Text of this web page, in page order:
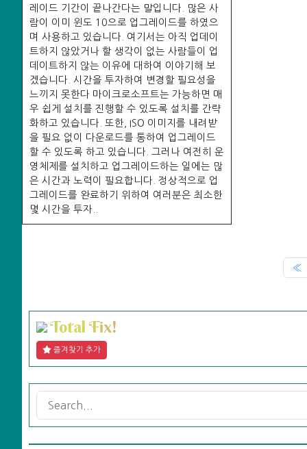
레이드 기간이 끝나간다는 말입니다. 많은 사
람이 이미 윈도 10으로 업그레이드를 하였으
며 사용하고 있습니다. 여기서는 아직 업데이
트하지 않았거나 할 생각이 없는 사람들이 업
데이트하지 않는 이유에 대하여 이야기해 보
겠습니다. 시간을 투자하여 변경할 필요성을
느끼지 못한다 마이크로소프트는 가능하면 매
우 쉽게 설치를 진행할 수 있도록 설치를 간략
화하고 있습니다. 또한, ISO 이미지를 내려받
을 필요 없이 다운로드를 통하여 업그레이드
할 수 있도록 하고 있습니다. 그러나 여전히 운
영체제를 설치하고 업그레이드하는 일에는 많
은 시간과 노력이 필요합니다. 정상적으로 업
그레이드를 완료하기 위하여 여러분은 최소한
몇 시간을 투자..
«
Total Fix!
즐겨찾기 추가